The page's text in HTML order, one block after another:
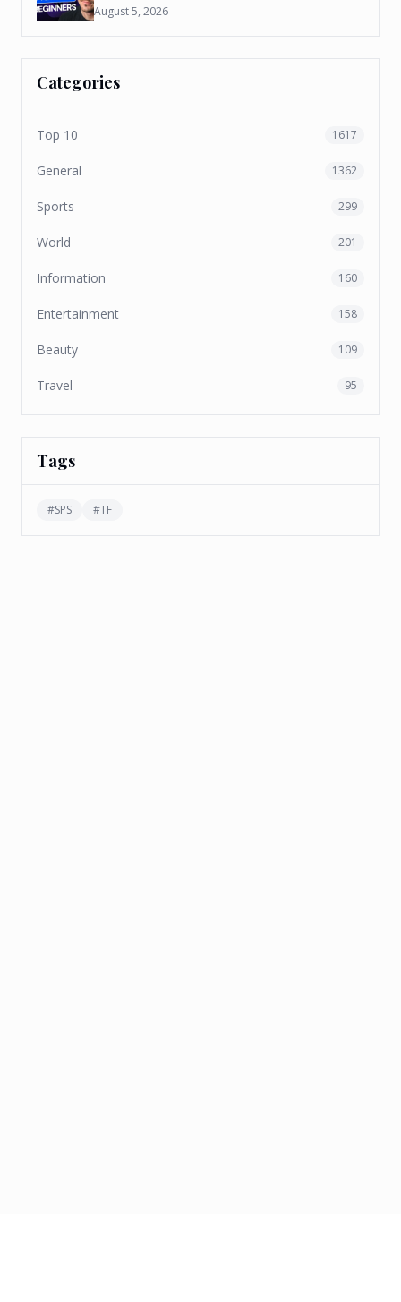
August 5, 2026
Categories
Top 10 1617
General 1362
Sports 299
World 201
Information 160
Entertainment 158
Beauty 109
Travel 95
Tags
#SPS #TF